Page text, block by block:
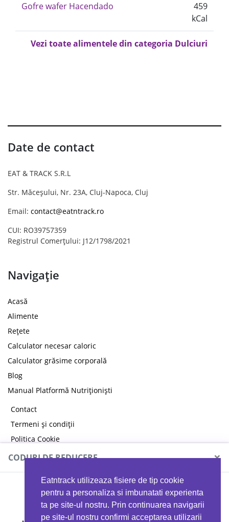
Eatntrack utilizeaza fisiere de tip cookie
pentru a personaliza si imbunatati experienta
ta pe site-ul nostru. Prin continuarea navigarii
pe site-ul nostru confirmi acceptarea utilizarii
Gofre wafer Hacendado
459
kCal
Vezi toate alimentele din categoria Dulciuri
Date de contact
EAT & TRACK S.R.L
Str. Măceșului, Nr. 23A, Cluj-Napoca, Cluj
Email: contact@eatntrack.ro
CUI: RO39757359
Registrul Comerțului: J12/1798/2021
Navigație
Acasă
Alimente
Rețete
Calculator necesar caloric
Calculator grăsime corporală
Blog
Manual Platformă Nutriționiști
Contact
Termeni și condiții
Politica Cookie
Politica de confidențialitate
CODURI DE REDUCERE ×
MYPROTEIN